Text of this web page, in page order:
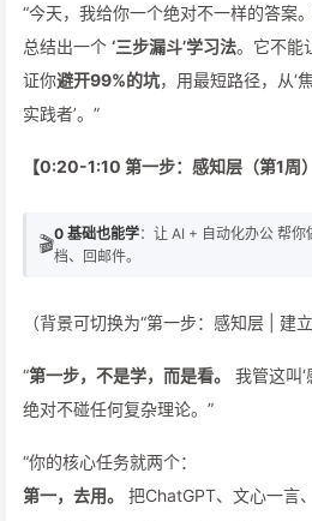
“今天，我给你一个绝对不一样的答案
总结出一个 ‘三步漏斗’学习法。它不能
证你避开99%的坑，用最短路径，从‘
实践者’。”
【0:20-1:10 第一步：感知层（第1周
🎬0 基础也能学：让 AI + 自动化办公 帮你
档、回邮件。
（背景可切换为“第一步：感知层 | 建
“第一步，不是学，而是看。
我管这叫‘
绝对不碰任何复杂理论。”
“你的核心任务就两个：
第一，去用。
把ChatGPT、文心一言